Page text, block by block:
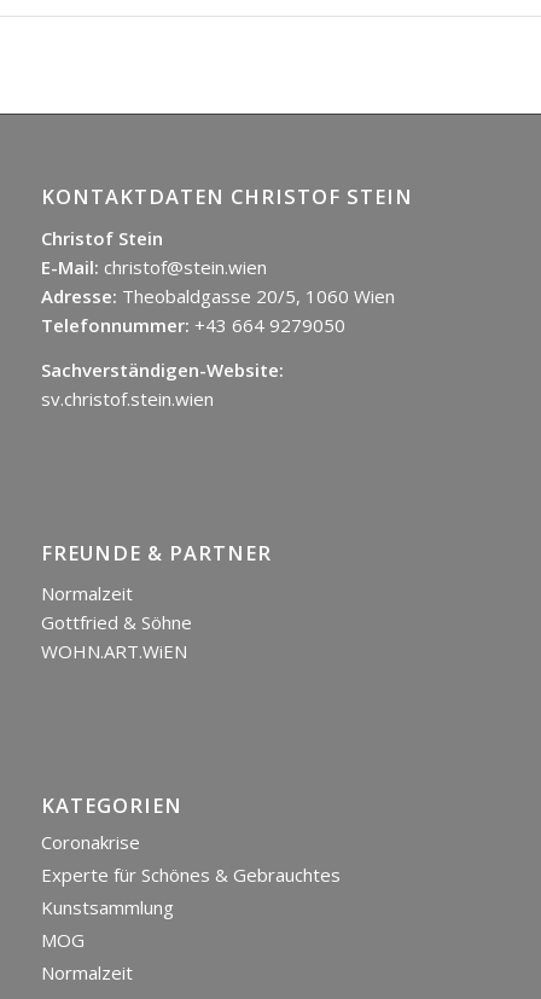
KONTAKTDATEN CHRISTOF STEIN
Christof Stein
E-Mail: christof@stein.wien
Adresse: Theobaldgasse 20/5, 1060 Wien
Telefonnummer: +43 664 9279050
Sachverständigen-Website:
sv.christof.stein.wien
FREUNDE & PARTNER
Normalzeit
Gottfried & Söhne
WOHN.ART.WiEN
KATEGORIEN
Coronakrise
Experte für Schönes & Gebrauchtes
Kunstsammlung
MOG
Normalzeit